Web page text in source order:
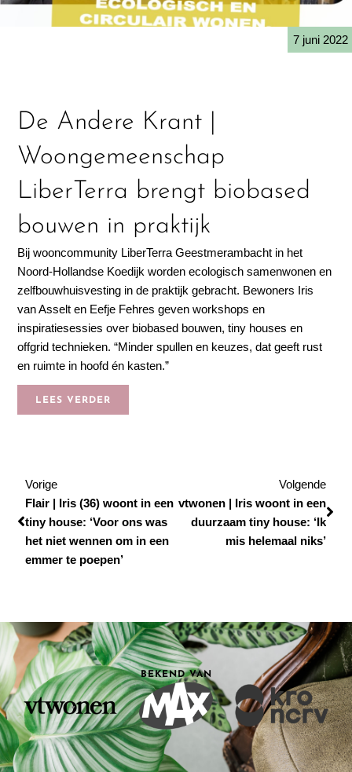
7 juni 2022
De Andere Krant |
Woongemeenschap
LiberTerra brengt biobased
bouwen in praktijk
Bij wooncommunity LiberTerra Geestmerambacht in het
Noord-Hollandse Koedijk worden ecologisch samenwonen en
zelfbouwhuisvesting in de praktijk gebracht. Bewoners Iris
van Asselt en Eefje Fehres geven workshops en
inspiratiesessies over biobased bouwen, tiny houses en
offgrid technieken. “Minder spullen en keuzes, dat geeft rust
en ruimte in hoofd én kasten.”
LEES VERDER
Vorige
Vorige
Flair | Iris (36) woont in een
tiny house: ‘Voor ons was
het niet wennen om in een
emmer te poepen’
Volgende
vtwonen | Iris woont in een
duurzaam tiny house: ‘Ik
mis helemaal niks’
BEKEND VAN